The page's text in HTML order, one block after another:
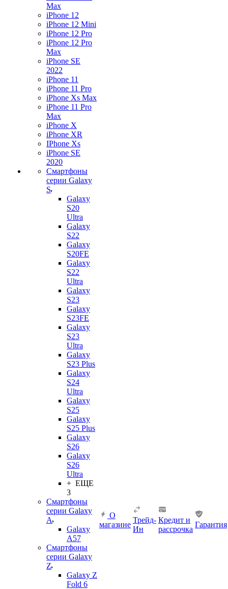
Max
iPhone 12
iPhone 12 Mini
iPhone 12 Pro
iPhone 12 Pro
Max
iPhone SE
2022
iPhone 11
iPhone 11 Pro
iPhone Xs Max
iPhone 11 Pro
Max
iPhone X
iPhone XR
IPhone Xs
iPhone SE
2020
Смартфоны
серии Galaxy
S
Galaxy
S20
Ultra
Galaxy
S22
Galaxy
S20FE
Galaxy
S22
Ultra
Galaxy
S23
Galaxy
S23FE
Galaxy
S23
Ultra
Galaxy
S23 Plus
Galaxy
S24
Ultra
Galaxy
S25
Galaxy
S25 Plus
Galaxy
S26
Galaxy
S26
Ultra
+ ЕЩЕ
3
Смартфоны
серии Galaxy
A
Galaxy
A57
Смартфоны
серии Galaxy
Z
Galaxy Z
Fold 6
О
магазине
Трейд-
Ин
Кредит и
рассрочка
Гарантия